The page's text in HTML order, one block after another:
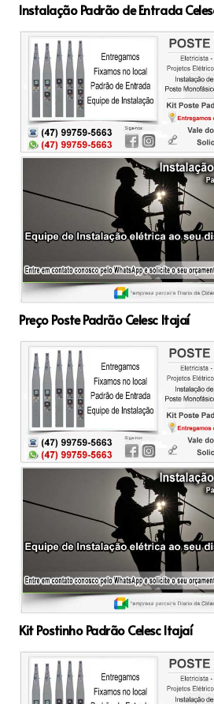
Instalação Padrão de Entrada
Preço Poste Padrão Celesc Itajaí
Kit Postinho Padrão Celesc Itajaí